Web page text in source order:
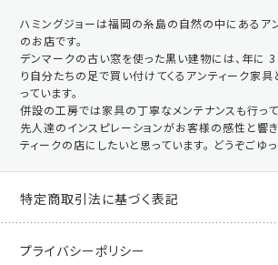
ハミングジョーは福岡の糸島の自然の中にあるア
のお店です。
デンマークの古い窓を使った黒い建物には、年に 3
り自分たちの足で買い付けてくるアンティーク家具
っています。
併設の工房では家具の丁寧なメンテナンスも行って
先人達のインスピレーションがお客様の感性と響
ティークの店にしたいと思っています。 どうぞごゆっ
特定商取引法に基づく表記
プライバシーポリシー